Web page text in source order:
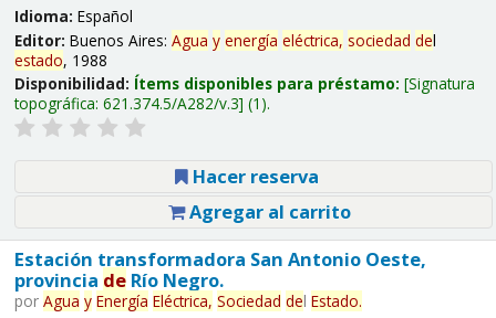
Idioma: Español
Editor: Buenos Aires: Agua y energía eléctrica, sociedad del
estado, 1988
Disponibilidad: Ítems disponibles para préstamo: Signatura
topográfica: 621.374.5/A282/v.3 (1).
Hacer reserva
Agregar al carrito
Estación transformadora San Antonio Oeste,
provincia deRío Negro.
por Agua y Energía Eléctrica, Sociedad del Estado.